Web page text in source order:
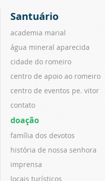
Santuário
academia marial
água mineral aparecida
cidade do romeiro
centro de apoio ao romeiro
centro de eventos pe. vitor
contato
doação
família dos devotos
história de nossa senhora
imprensa
locais turísticos